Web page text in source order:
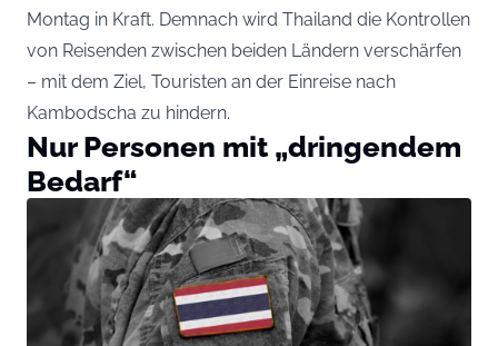
Montag in Kraft. Demnach wird Thailand die Kontrollen
von Reisenden zwischen beiden Ländern verschärfen
– mit dem Ziel, Touristen an der Einreise nach
Kambodscha zu hindern.
Nur Personen mit „dringendem
Bedarf“